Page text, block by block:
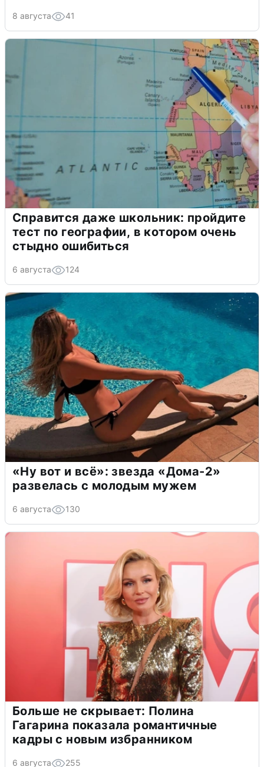
8 августа 41
Справится даже школьник: пройдите
тест по географии, в котором очень
стыдно ошибиться
6 августа 124
«Ну вот и всё»: звезда «Дома-2»
развелась с молодым мужем
6 августа 130
Больше не скрывает: Полина
Гагарина показала романтичные
кадры с новым избранником
6 августа 255